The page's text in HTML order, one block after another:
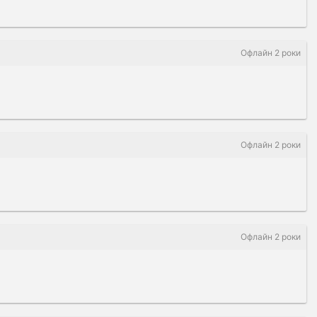
Офлайн 2 роки
Офлайн 2 роки
Офлайн 2 роки